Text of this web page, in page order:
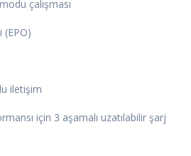
çalışması
(EPO)
iletişim
için 3 aşamalı uzatılabilir şarj